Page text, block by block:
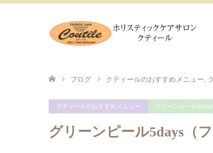
ブログ クティールのおすすめメニュー
クティールのおすすめメニュー グリーンピール5days
グリーンピール5days（